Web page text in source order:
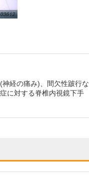
経の痛み)、間欠性跛行な
に対する脊椎内視鏡下手